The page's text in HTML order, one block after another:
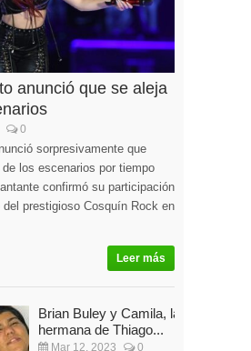
anunció que se aleja
0
sorpresivamente que
los escenarios por tiempo
confirmó su participación
del prestigioso Cosquín Rock en
Leer más
Brian Buley y Camila, la
hermana de Thiago...
Mar 12, 2023 0